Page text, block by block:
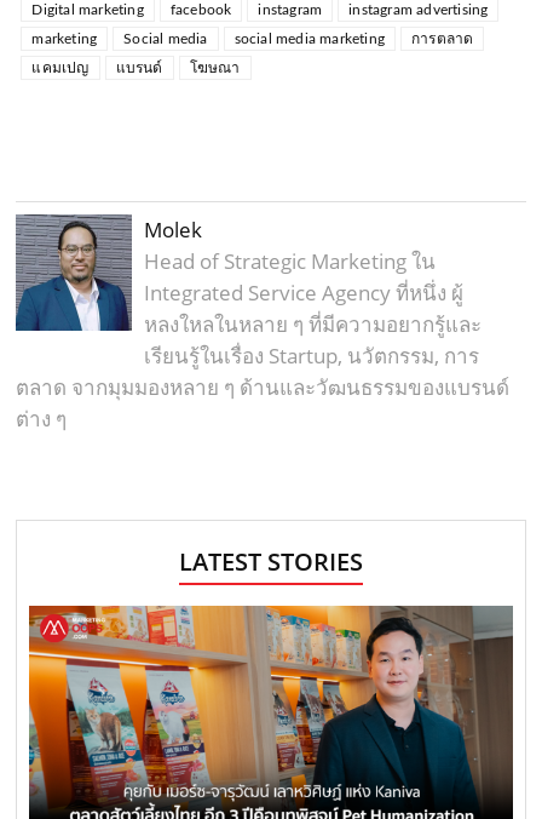
Digital marketing
facebook instagram
instagram advertising
marketing
Social media social media marketing
การตลาด
แคมเปญ
แบรนด์ โฆษณา
Molek
Head of Strategic Marketing ใน
Integrated Service Agency ที่หนึ่ง ผู้
หลงใหลในหลาย ๆ ที่มีความอยากรู้และ
เรียนรู้ในเรื่อง Startup, นวัตกรรม, การ
ตลาด จากมุมมองหลาย ๆ ด้านและวัฒนธรรมของแบรนด์
ต่าง ๆ
LATEST STORIES